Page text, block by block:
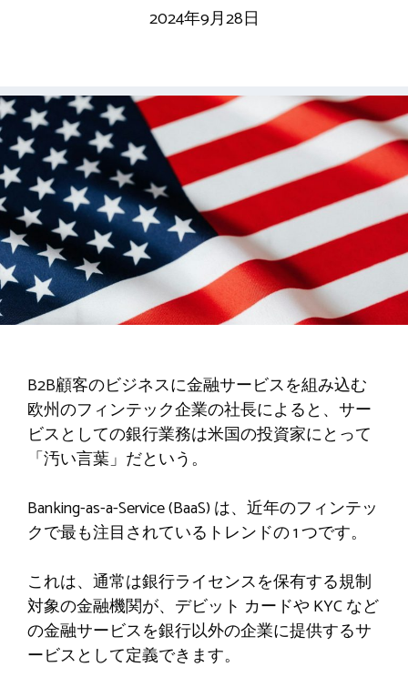
2024年9月28日
B2B顧客のビジネスに金融サービスを組み込む
欧州のフィンテック企業の社長によると、サー
ビスとしての銀行業務は米国の投資家にとって
「汚い言葉」だという。
Banking-as-a-Service (BaaS) は、近年のフィンテッ
クで最も注目されているトレンドの 1 つです。
これは、通常は銀行ライセンスを保有する規制
対象の金融機関が、デビット カードや KYC など
の金融サービスを銀行以外の企業に提供するサ
ービスとして定義できます。